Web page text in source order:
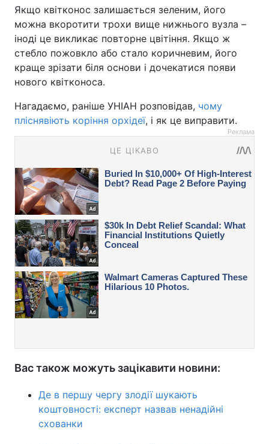
Якщо квітконос залишається зеленим, його
можна вкоротити трохи вище нижнього вузла –
іноді це викликає повторне цвітіння. Якщо ж
стебло пожовкло або стало коричневим, його
краще зрізати біля основи і дочекатися появи
нового квітконоса.
Нагадаємо, раніше УНІАН розповідав, чому
пліснявіють коріння орхідеї, і як це виправити.
Реклама
Вас також можуть зацікавити новини:
Де в першу чергу злодії шукають
коштовності: експерт назвав ненадійні
схованки